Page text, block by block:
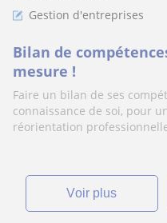
Gestion d'entreprises
Bilan de
mesure !
Faire un bilan de ses
connaissance de soi, pour
réorientation
voir plus